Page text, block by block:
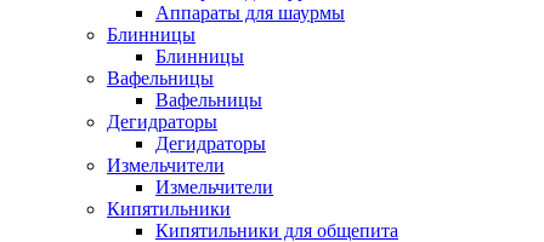
Аппараты для шаурмы
Блинницы
Блинницы
Вафельницы
Вафельницы
Дегидраторы
Дегидраторы
Измельчители
Измельчители
Кипятильники
Кипятильники для общепита